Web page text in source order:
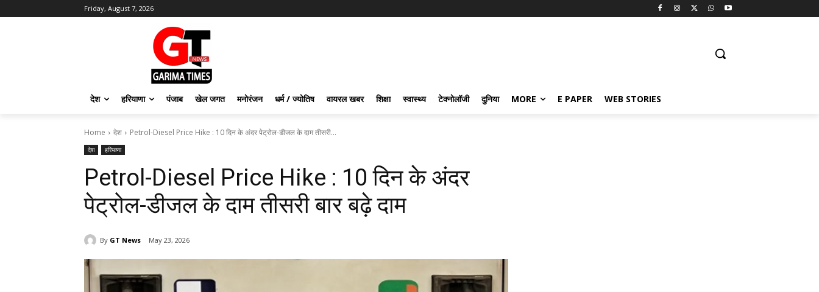
Friday, August 7, 2026
देश हरियाणा पंजाब खेल जगत मनोरंजन धर्म / ज्योतिष वायरल खबर शिक्षा स्वास्थ्य टेक्नोलॉजी दुनिया MORE E PAPER WEB STORIES
Home देश Petrol-Diesel Price Hike : 10 दिन के अंदर पेट्रोल-डीजल के दाम तीसरी...
देश हरियाणा
Petrol-Diesel Price Hike : 10 दिन के अंदर
पेट्रोल-डीजल के दाम तीसरी बार बढ़े दाम
By GT News May 23, 2026